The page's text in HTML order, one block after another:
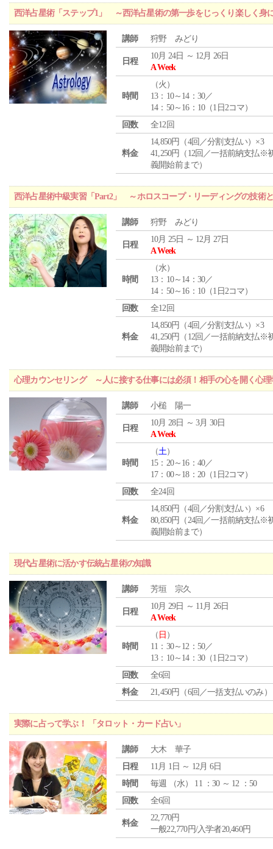
西洋占星術「ステップ1」 ～西洋占星術の第一歩をじっくり楽しく身
講師 狩野 みどり
日程
10月 24日 ～ 12月 26日
A Week
時間
（火 ）
13：10～14：30／
14：50～16：10（1日2コマ）
回数
全12回
料金
14,850円（4回／分割支払い）×3
41,250円（12回／一括前納支払※
義開始前まで）
西洋占星術中級実習「Part2」 ～ホロスコープ・リーディングの技術
講師 狩野 みどり
日程
10月 25日 ～ 12月 27日
A Week
時間
（水）
13：10～14：30／
14：50～16：10（1日2コマ）
回数
全12回
料金
14,850円（4回／分割支払い）×3
41,250円（12回／一括前納支払※
義開始前まで）
心理カウンセリング ～人に接する仕事には必須！相手の心を開く心理
講師 小槌 陽一
日程
10月 28日 ～ 3月 30日
A Week
時間
（土）
15：20～16：40／
17：00～18：20（1日2コマ）
回数
全24回
料金
14,850円（4回／分割支払い）×6
80,850円（24回／一括前納支払※
義開始前まで）
現代占星術に活かす伝統占星術の知識
講師 芳垣 宗久
日程
10月 29日 ～ 11月 26日
A Week
時間
（ 日 ）
11：30～12：50／
13：10～14：30（1日2コマ）
回数
全6回
料金
21,450円（6回／一括支払いのみ）
実際に占って学ぶ！ 「タロット・カード占い」
講師
大木 華子
日程
11月 1日 ～ 12月 6日
時間
毎週 （水） 11 ：30 ～ 12 ：50
回数
全6回
料金
22,770円
一般22,770円/入学者20,460円